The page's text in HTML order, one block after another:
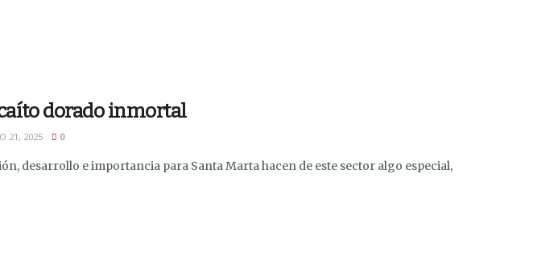
dorado inmortal
21, 2025 0
desarrollo e importancia para Santa Marta hacen de este sector algo especial,